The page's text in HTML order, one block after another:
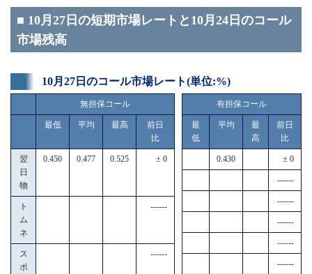
■ 10月27日の短期市場レートと10月24日のコール
市場残高
10月27日のコール市場レート(単位:%)
無担保コール
最低 平均 最高
前日
比
翌
日
物
0.450 0.477 0.525 ± 0
ト
ム
ネ
------
ス
ポ
------
有担保コール
最
低
平均
最
高
前日
比
0.430 ± 0
------
------
------
------
------